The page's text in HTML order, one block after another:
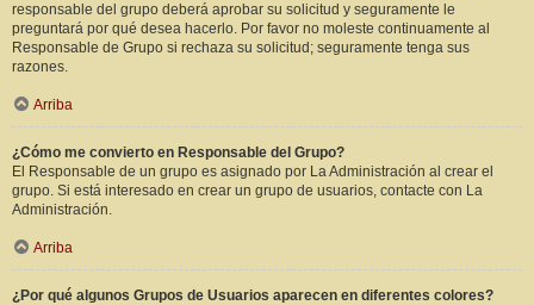
responsable del grupo deberá aprobar su solicitud y seguramente le
preguntará por qué desea hacerlo. Por favor no moleste continuamente al
Responsable de Grupo si rechaza su solicitud; seguramente tenga sus
razones.
Arriba
¿Cómo me convierto en Responsable del Grupo?
El Responsable de un grupo es asignado por La Administración al crear el
grupo. Si está interesado en crear un grupo de usuarios, contacte con La
Administración.
Arriba
¿Por qué algunos Grupos de Usuarios aparecen en diferentes colores?